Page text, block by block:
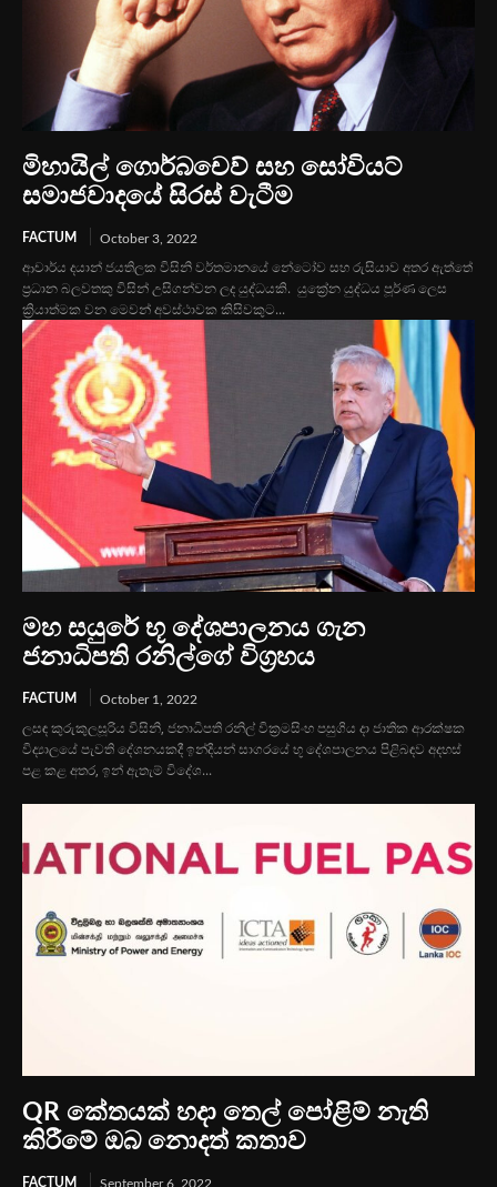
මිහායිල් ගොර්බචෙව් සහ සෝවියට්
සමාජවාදයේ සිරස් වැටීම
FACTUM October 3, 2022
ආචාර්ය දයාන් ජයතිලක විසිනි වර්තමානයේ නේටෝව සහ රුසියාව අතර ඇත්තේ
ප්‍රධාන බලවතකු විසින් උසිගන්වන ලද යුද්ධයකි. යුක්‍රේන යුද්ධය පූර්ණ ලෙස
ක්‍රියාත්මක වන මෙවන් අවස්ථාවක කිසිවකුට...
මහ සයුරේ භූ දේශපාලනය ගැන
ජනාධිපති රනිල්ගේ විග්‍රහය
FACTUM October 1, 2022
ලසඳ කුරුකුලසූරිය විසිනි, ජනාධිපති රනිල් වික්‍රමසිංහ ‍පසුගිය දා ජාතික ආරක්ෂක
විද්‍යාලයේ පැවති දේශනයකදී ඉන්දියන් සාගරයේ භූ දේශපාලනය පිළිබඳව අදහස්
පළ කළ අතර, ඉන් ඇතැම් විදේශ...
QR කේතයක් හදා තෙල් පෝළිම් නැති
කිරීමේ ඔබ නොදත් කතාව
FACTUM September 6, 2022